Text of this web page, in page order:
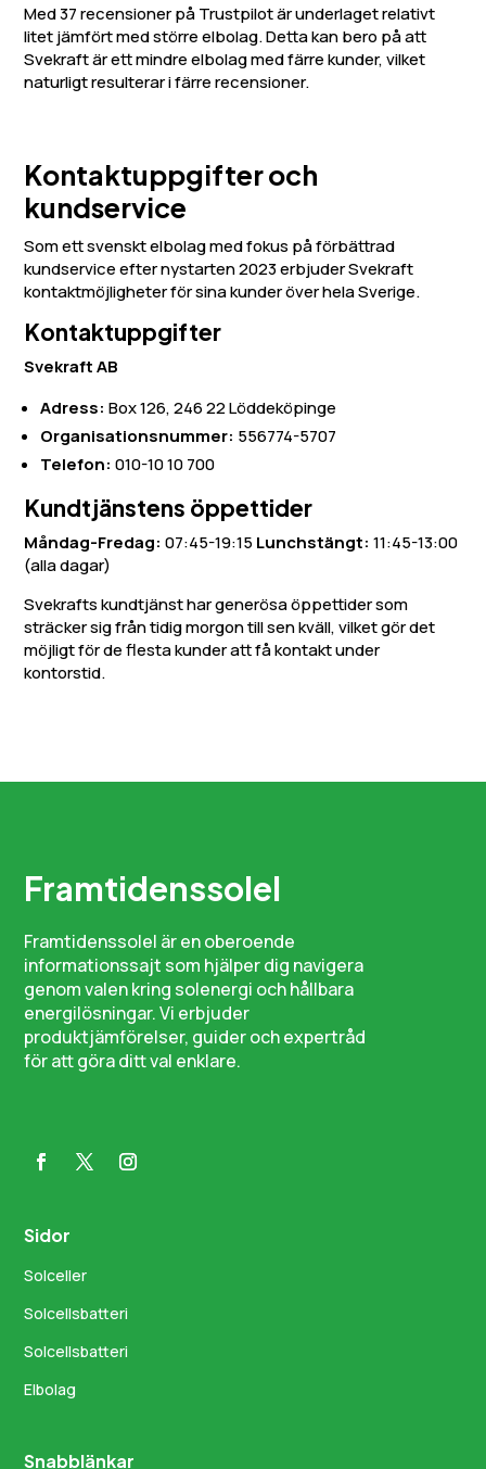
Med 37 recensioner på Trustpilot är underlaget relativt
litet jämfört med större elbolag. Detta kan bero på att
Svekraft är ett mindre elbolag med färre kunder, vilket
naturligt resulterar i färre recensioner.
Kontaktuppgifter och
kundservice
Som ett svenskt elbolag med fokus på förbättrad
kundservice efter nystarten 2023 erbjuder Svekraft
kontaktmöjligheter för sina kunder över hela Sverige.
Kontaktuppgifter
Svekraft AB
Adress: Box 126, 246 22 Löddeköpinge
Organisationsnummer: 556774-5707
Telefon: 010-10 10 700
Kundtjänstens öppettider
Måndag-Fredag: 07:45-19:15 Lunchstängt: 11:45-13:00
(alla dagar)
Svekrafts kundtjänst har generösa öppettider som
sträcker sig från tidig morgon till sen kväll, vilket gör det
möjligt för de flesta kunder att få kontakt under
kontorstid.
Framtidenssolel
Framtidenssolel är en oberoende
informationssajt som hjälper dig navigera
genom valen kring solenergi och hållbara
energilösningar. Vi erbjuder
produktjämförelser, guider och expertråd
för att göra ditt val enklare.
Sidor
Solceller
Solcellsbatteri
Solcellsbatteri
Elbolag
Snabblänkar